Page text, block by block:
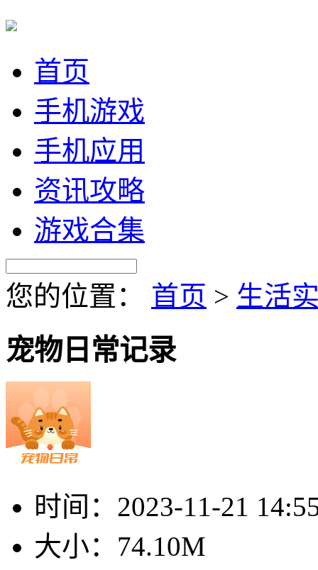
首页
手机游戏
手机应用
资讯攻略
游戏合集
您的位置： 首页 > 生活
宠物日常记录
时间： 2023-11-21
大小： 74.10M